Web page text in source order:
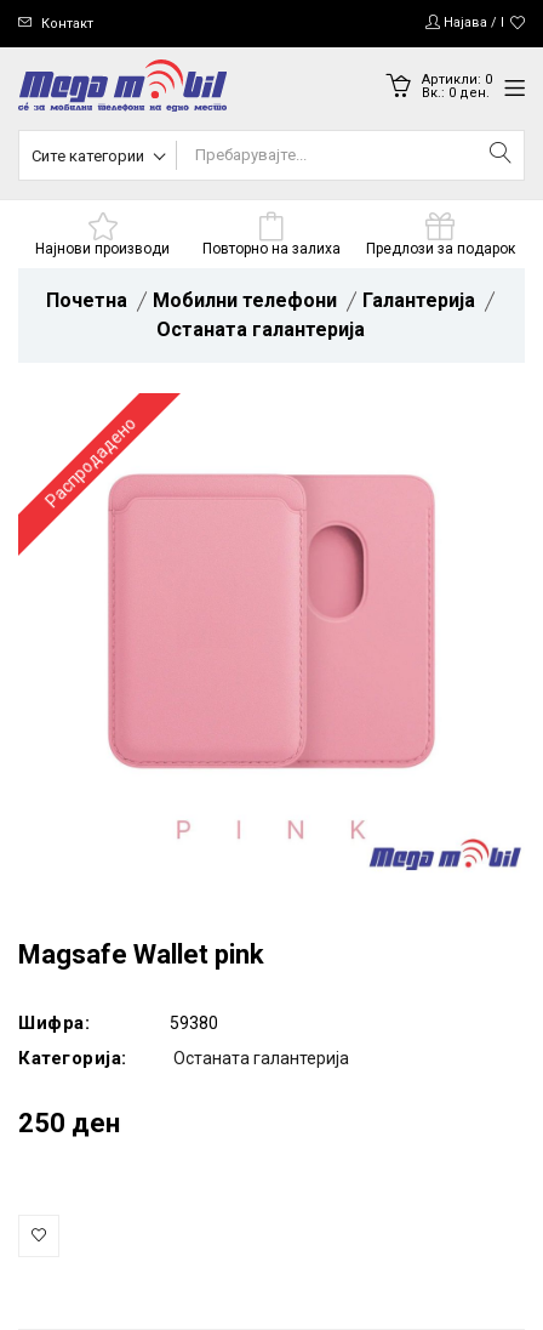
Контакт Најава /
Артикли: 0
Вк.: 0ден.
Сите категории
Најнови производи Повторно на залиха Предлози за подарок
Почетна Мобилни телефони
Галантерија
Останата галантерија
Распродадено
Magsafe Wallet pink
Шифра: 59380
Категорија: Останата галантерија
250 ден